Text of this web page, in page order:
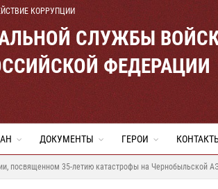
КОРРУПЦИИ
СЛУЖБЫ
ФЕДЕРАЦИИ
ДОКУМЕНТЫ ГЕРОИ
посвященном 35-летию катастрофы на Чернобыльской